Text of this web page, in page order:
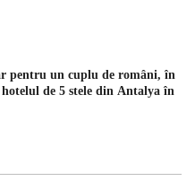
pentru un cuplu de români, în
de 5 stele din Antalya în